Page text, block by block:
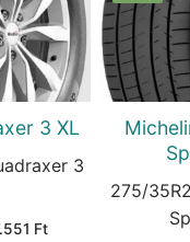
3 XL
3
FtCurrent
275/